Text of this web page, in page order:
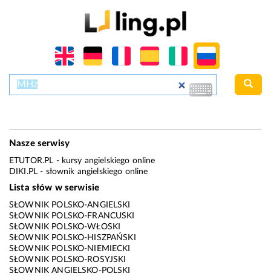
Nasze serwisy
ETUTOR.PL - kursy angielskiego online
DIKI.PL - słownik angielskiego online
Lista słów w serwisie
SŁOWNIK POLSKO-ANGIELSKI
SŁOWNIK POLSKO-FRANCUSKI
SŁOWNIK POLSKO-WŁOSKI
SŁOWNIK POLSKO-HISZPAŃSKI
SŁOWNIK POLSKO-NIEMIECKI
SŁOWNIK POLSKO-ROSYJSKI
SŁOWNIK ANGIELSKO-POLSKI